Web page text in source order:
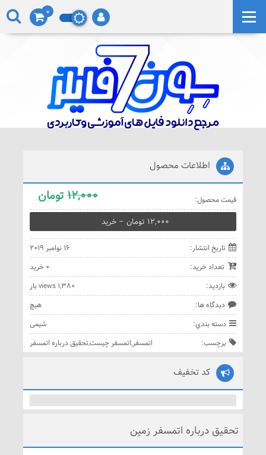
اطلاعات محصول
قيمت محصول: 12,000تومان
12,000 تومان – خريد
تاريخ انتشار:
16 نوامبر 2019
تعداد خريد:
0 خريد
بازديد:
1,380 views بار
ديدگاه ها:
هيچ
دسته بندي:
شیمی
برچسب:
اتمسفر,اتمسفر چیست,تحقیق درباره اتمسفر
کد تخفیف
تحقیق درباره اتمسفر زمین
0